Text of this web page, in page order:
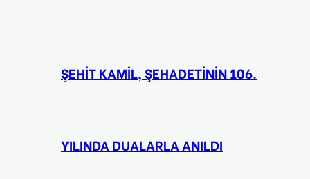
ŞEHİT KAMİL, ŞEHADETİNİN 106.
YILINDA DUALARLA ANILDI